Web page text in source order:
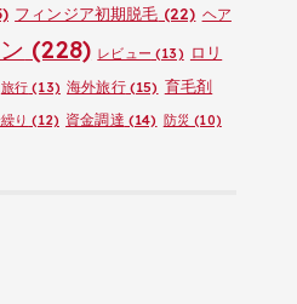
フィンジア初期脱毛 (22) ヘア
(228) レビュー (13) ロリ
旅行 (13) 海外旅行(15) 育毛剤
り (12) 資金調達 (14) 防災 (10)